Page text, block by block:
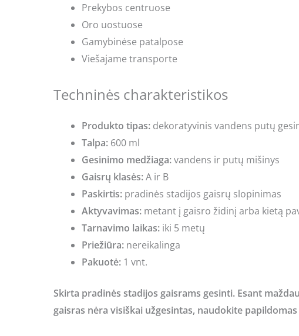
Prekybos centruose
Oro uostuose
Gamybinėse patalpose
Viešajame transporte
Techninės charakteristikos
Produkto tipas: dekoratyvinis vandens putų
Talpa: 600 ml
Gesinimo medžiaga:vandens ir putų mišinys
Gaisrų klasės:A ir B
Paskirtis: pradinės stadijos gaisrų slopinimas
Aktyvavimas: metant į gaisro židinį arba kietą
Tarnavimo laikas: iki 5 metų
Priežiūra: nereikalinga
Pakuotė: 1 vnt.
Skirta pradinės stadijos gaisrams gesinti. Esant
gaisras nėra visiškai užgesintas, naudokite